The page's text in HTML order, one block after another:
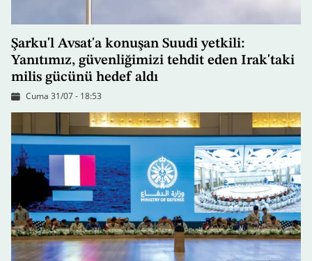
Şarku'l Avsat'a konuşan Suudi yetkili:
Yanıtımız, güvenliğimizi tehdit eden Irak'taki
milis gücünü hedef aldı
Cuma 31/07 - 18:53